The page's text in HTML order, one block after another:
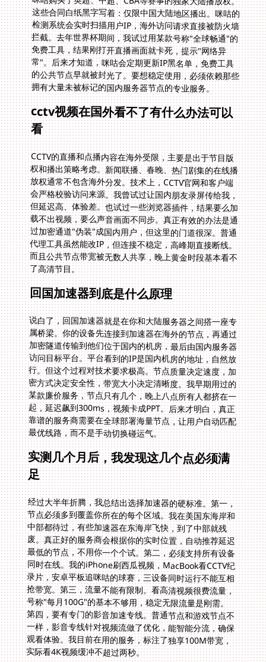
拥有大量未被标记的国内服务器节点的专业服务。
cctv视频在国外看不了有什么办法可以
看
CCTV的直播和点播内容在海外受限，主要是出于节目版
权和播出策略考虑。新闻联播、春晚、热门剧集的在线播
放权通常不包含海外分发。技术上，CCTV官网和客户端
会严格校验访问来源。我曾试过让国内朋友录屏传给我，
但延迟高、体验差。也试过一些浏览器插件，结果要么加
载不出视频，要么声音画面不同步。真正有效的办法是通
过加密通道"伪装"成国内用户，但这里的门道很深。普通
代理工具虽然能改IP，但连接不稳定，高峰期直接断线。
而且公共节点带宽被无数人共享，晚上黄金时段基本看不
了高清节目。
回国加速器到底是什么原理
说白了，回国加速器就是在你和大陆服务器之间搭一座专
属桥梁。你的设备先连接到加速器在海外的节点，再通过
加密隧道传输到他们位于国内的机房，最后由国内服务器
访问目标平台。平台看到的IP是国内机房的地址，自然放
行。但这个过程对技术要求极高。节点质量决定速度，加
密方式决定安全性，带宽大小决定清晰度。我早期用过的
某款廉价服务，节点只有几个，晚上八点所有人都挤在一
起，延迟飙到300ms，视频卡成PPT。后来才明白，真正
靠谱的服务商需要在全球部署海量节点，让用户自动匹配
最优线路，而不是手动切换碰运气。
实测几个月后，我发现这几个点必须满
足
经过大半年折腾，我总结出选择加速器的硬标准。第一，
节点必须多到覆盖你所在的每个区域。我在美国东海岸和
中部都待过，有些加速器在东海岸飞快，到了中部就残
废。真正好的服务商会根据你的实时位置，自动推荐延迟
最低的节点，不用你一个个试。第二，必须支持所有设备
同时在线。我的iPhone刷西瓜视频，MacBook看CCTV纪
录片，安卓平板追咪咕的球赛，三设备同时运行不能互相
抢带宽。第三，流量不能有限制。看高清视频很费流量，
号称"每月100G"的基本不够用，稳定无限流量是刚需。
第四，要有专门的影音加速专线。普通节点和游戏节点不
一样，影音专线针对视频流做了优化，能智能分流，确保
观看体验。我目前在用的服务，标注了独享100M带宽，
实际看4K视频缓冲不超过两秒。